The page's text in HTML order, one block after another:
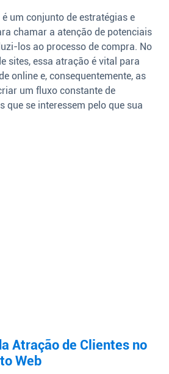
um conjunto de estratégias e
chamar a atenção de potenciais
los ao processo de compra. No
sites, essa atração é vital para
online e, consequentemente, as
um fluxo constante de
que se interessem pelo que sua
Atração de Clientes no
Web